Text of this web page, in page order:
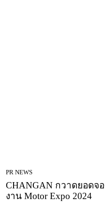
PR NEWS
CHANGAN กวาดยอดจ
งาน Motor Expo 2024